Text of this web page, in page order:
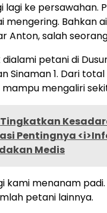
lagi ke persawahan.
mengering. Bahkan
Anton, salah
petani di
Sinaman 1. Dari
mampu mengaliri
Tingkatkan
Pentingnya
Medis
kami menanam
petani lainnya.